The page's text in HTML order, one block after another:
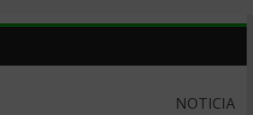
NOTICIA